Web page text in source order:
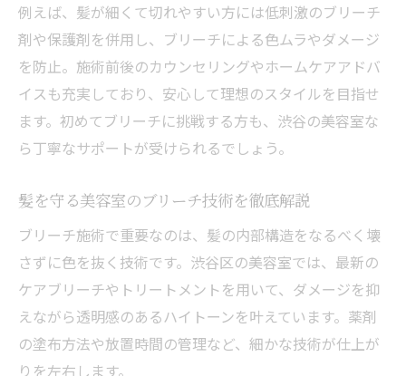
例えば、髪が細くて切れやすい方には低刺激のブリーチ
剤や保護剤を併用し、ブリーチによる色ムラやダメージ
を防止。施術前後のカウンセリングやホームケアアドバ
イスも充実しており、安心して理想のスタイルを目指せ
ます。初めてブリーチに挑戦する方も、渋谷の美容室な
ら丁寧なサポートが受けられるでしょう。
髪を守る美容室のブリーチ技術を徹底解説
ブリーチ施術で重要なのは、髪の内部構造をなるべく壊
さずに色を抜く技術です。渋谷区の美容室では、最新の
ケアブリーチやトリートメントを用いて、ダメージを抑
えながら透明感のあるハイトーンを叶えています。薬剤
の塗布方法や放置時間の管理など、細かな技術が仕上が
りを左右します。